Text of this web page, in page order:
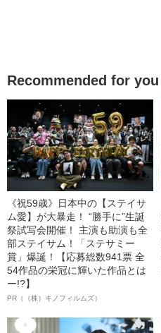
Recommended for you
《祝59歳》日本中の【ステイサ
ム愛】が大暴走！ “勝手に”生誕
祭試写会開催！ 主演も助演も全
部ステイサム！「ステサミー
賞」爆誕！【応募総数941票 全
54作品の栄冠に輝いた作品とは
ー!?】
PR（（株）キノフィルムズ）